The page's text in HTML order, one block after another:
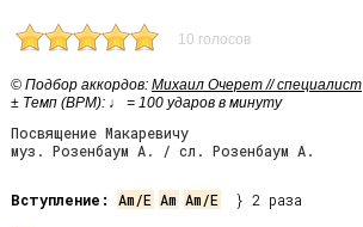
10 голосов
© Подбор аккордов: Михаил Очерет // специалист
± Темп (BPM): ♩ = 100 ударов в минуту
Посвящение Макаревичу
муз. Розенбаум А. / сл. Розенбаум А.
Вступление: Am/E Am Am/E
  } 2 раза